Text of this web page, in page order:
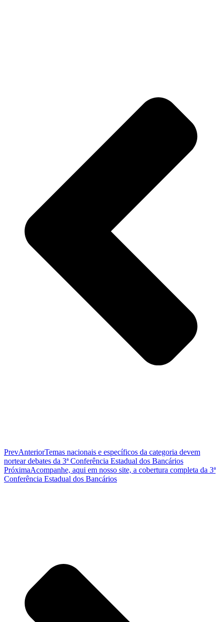
PrevAnteriorTemas nacionais e específicos da categoria devem
nortear debates da 3ª Conferência Estadual dos Bancários
PróximaAcompanhe, aqui em nosso site, a cobertura completa da 3ª
Conferência Estadual dos Bancários